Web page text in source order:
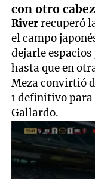
con otro
Riverrecuperó
el campo
dejarle
hasta que en
Meza convirtió
1 definitivo
Gallardo.